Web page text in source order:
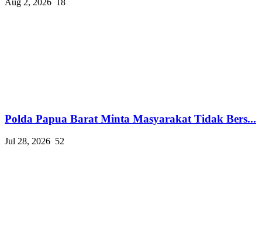
Polda Papua Barat Minta Masyarakat Tidak Bers...
Jul 28, 2026 52